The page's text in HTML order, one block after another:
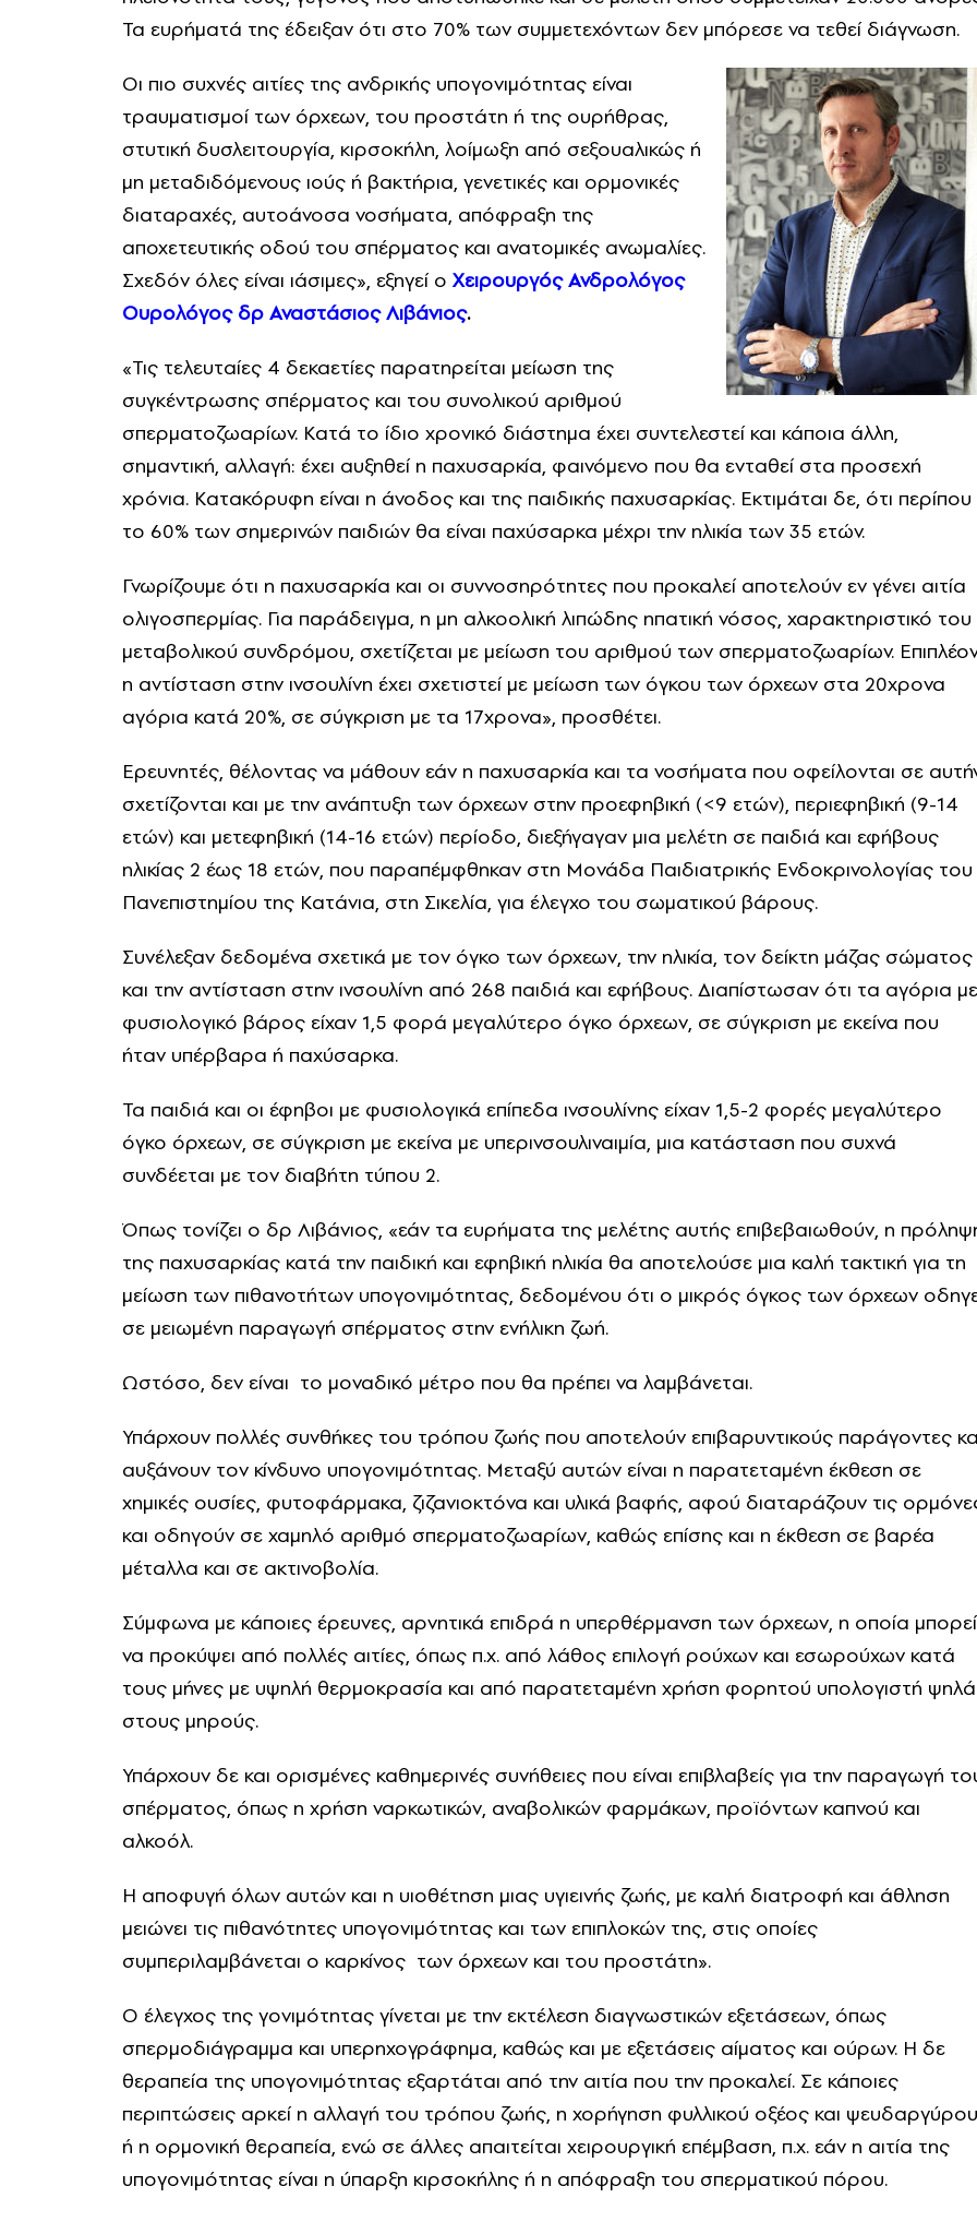
Τα ευρήματά της έδειξαν ότι στο 70% των συμμετεχόντων δεν μπόρεσε να τεθεί διάγνωση.
Οι πιο συχνές αιτίες της ανδρικής υπογονιμότητας είναι
τραυματισμοί των όρχεων, του προστάτη ή της ουρήθρας,
στυτική δυσλειτουργία, κιρσοκήλη, λοίμωξη από σεξουαλικώς ή
μη μεταδιδόμενους ιούς ή βακτήρια, γενετικές και ορμονικές
διαταραχές, αυτοάνοσα νοσήματα, απόφραξη της
αποχετευτικής οδού του σπέρματος και ανατομικές ανωμαλίες.
Σχεδόν όλες είναι ιάσιμες», εξηγεί ο Χειρουργός Ανδρολόγος
Ουρολόγος δρ Αναστάσιος Λιβάνιος.
«Τις τελευταίες 4 δεκαετίες παρατηρείται μείωση της
συγκέντρωσης σπέρματος και του συνολικού αριθμού
σπερματοζωαρίων. Κατά το ίδιο χρονικό διάστημα έχει συντελεστεί και κάποια άλλη,
σημαντική, αλλαγή: έχει αυξηθεί η παχυσαρκία, φαινόμενο που θα ενταθεί στα προσεχή
χρόνια. Κατακόρυφη είναι η άνοδος και της παιδικής παχυσαρκίας. Εκτιμάται δε, ότι περίπου
το 60% των σημερινών παιδιών θα είναι παχύσαρκα μέχρι την ηλικία των 35 ετών.
Γνωρίζουμε ότι η παχυσαρκία και οι συννοσηρότητες που προκαλεί αποτελούν εν γένει αιτία
ολιγοσπερμίας. Για παράδειγμα, η μη αλκοολική λιπώδης ηπατική νόσος, χαρακτηριστικό του
μεταβολικού συνδρόμου, σχετίζεται με μείωση του αριθμού των σπερματοζωαρίων.
η αντίσταση στην ινσουλίνη έχει σχετιστεί με μείωση των όγκου των όρχεων στα 20χρονα
αγόρια κατά 20%, σε σύγκριση με τα 17χρονα», προσθέτει.
Ερευνητές, θέλοντας να μάθουν εάν η παχυσαρκία και τα νοσήματα που οφείλονται σε
σχετίζονται και με την ανάπτυξη των όρχεων στην προεφηβική (<9 ετών), περιεφηβική (9-14
ετών) και μετεφηβική (14-16 ετών) περίοδο, διεξήγαγαν μια μελέτη σε παιδιά και εφήβους
ηλικίας 2 έως 18 ετών, που παραπέμφθηκαν στη Μονάδα Παιδιατρικής Ενδοκρινολογίας του
Πανεπιστημίου της Κατάνια, στη Σικελία, για έλεγχο του σωματικού βάρους.
Συνέλεξαν δεδομένα σχετικά με τον όγκο των όρχεων, την ηλικία, τον δείκτη μάζας σώματος
και την αντίσταση στην ινσουλίνη από 268 παιδιά και εφήβους. Διαπίστωσαν ότι τα αγόρια με
φυσιολογικό βάρος είχαν 1,5 φορά μεγαλύτερο όγκο όρχεων, σε σύγκριση με εκείνα που
ήταν υπέρβαρα ή παχύσαρκα.
Τα παιδιά και οι έφηβοι με φυσιολογικά επίπεδα ινσουλίνης είχαν 1,5-2 φορές μεγαλύτερο
όγκο όρχεων, σε σύγκριση με εκείνα με υπερινσουλιναιμία, μια κατάσταση που συχνά
συνδέεται με τον διαβήτη τύπου 2.
Όπως τονίζει ο δρ Λιβάνιος, «εάν τα ευρήματα της μελέτης αυτής επιβεβαιωθούν, η
της παχυσαρκίας κατά την παιδική και εφηβική ηλικία θα αποτελούσε μια καλή τακτική για τη
μείωση των πιθανοτήτων υπογονιμότητας, δεδομένου ότι ο μικρός όγκος των όρχεων
σε μειωμένη παραγωγή σπέρματος στην ενήλικη ζωή.
Ωστόσο, δεν είναι το μοναδικό μέτρο που θα πρέπει να λαμβάνεται.
Υπάρχουν πολλές συνθήκες του τρόπου ζωής που αποτελούν επιβαρυντικούς παράγοντες
αυξάνουν τον κίνδυνο υπογονιμότητας. Μεταξύ αυτών είναι η παρατεταμένη έκθεση σε
χημικές ουσίες, φυτοφάρμακα, ζιζανιοκτόνα και υλικά βαφής, αφού διαταράζουν τις
και οδηγούν σε χαμηλό αριθμό σπερματοζωαρίων, καθώς επίσης και η έκθεση σε βαρέα
μέταλλα και σε ακτινοβολία.
Σύμφωνα με κάποιες έρευνες, αρνητικά επιδρά η υπερθέρμανση των όρχεων, η οποία μπορεί
να προκύψει από πολλές αιτίες, όπως π.χ. από λάθος επιλογή ρούχων και εσωρούχων κατά
τους μήνες με υψηλή θερμοκρασία και από παρατεταμένη χρήση φορητού υπολογιστή ψηλά
στους μηρούς.
Υπάρχουν δε και ορισμένες καθημερινές συνήθειες που είναι επιβλαβείς για την παραγωγή
σπέρματος, όπως η χρήση ναρκωτικών, αναβολικών φαρμάκων, προϊόντων καπνού και
αλκοόλ.
Η αποφυγή όλων αυτών και η υιοθέτηση μιας υγιεινής ζωής, με καλή διατροφή και άθληση
μειώνει τις πιθανότητες υπογονιμότητας και των επιπλοκών της, στις οποίες
συμπεριλαμβάνεται ο καρκίνος των όρχεων και του προστάτη».
Ο έλεγχος της γονιμότητας γίνεται με την εκτέλεση διαγνωστικών εξετάσεων, όπως
σπερμοδιάγραμμα και υπερηχογράφημα, καθώς και με εξετάσεις αίματος και ούρων. Η δε
θεραπεία της υπογονιμότητας εξαρτάται από την αιτία που την προκαλεί. Σε κάποιες
περιπτώσεις αρκεί η αλλαγή του τρόπου ζωής, η χορήγηση φυλλικού οξέος και ψευδαργύρου
ή η ορμονική θεραπεία, ενώ σε άλλες απαιτείται χειρουργική επέμβαση, π.χ. εάν η αιτία της
υπογονιμότητας είναι η ύπαρξη κιρσοκήλης ή η απόφραξη του σπερματικού πόρου.